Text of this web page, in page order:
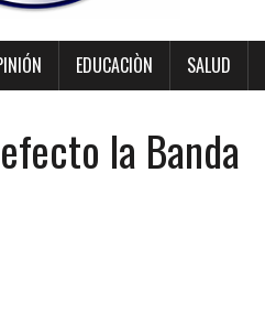
EDUCACIÒN SALUD
la Banda